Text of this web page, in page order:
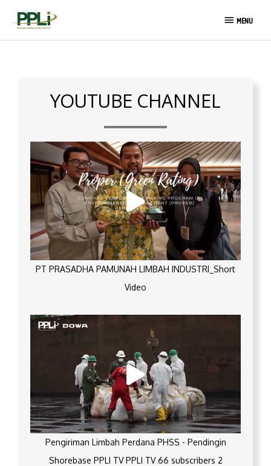
MENU
MENU
YOUTUBE CHANNEL
PT PRASADHA PAMUNAH LIMBAH INDUSTRI_Short
Video
Pengiriman Limbah Perdana PHSS - Pendingin
Shorebase PPLI TV PPLI TV 66 subscribers 2